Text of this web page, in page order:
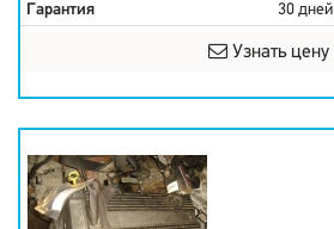
Гарантия
30 дней
Узнать цену